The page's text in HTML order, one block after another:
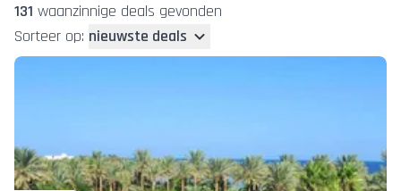
131 waanzinnige deals gevonden
Sorteer op: nieuwste deals